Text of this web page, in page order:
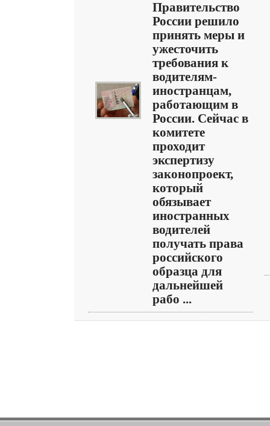
Правительство
России решило
принять меры и
ужесточить
требования к
водителям-
иностранцам,
работающим в
России. Сейчас в
комитете
проходит
экспертизу
законопроект,
который
обязывает
иностранных
водителей
получать права
российского
образца для
дальнейшей
рабо ...